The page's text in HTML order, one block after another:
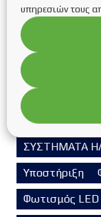
Κατηγορίες
Μη
ΟΙΚΙΑΚΕΣ
Προϊόντα
ΣΥΣΤΗΜΑΤΑ
Υποστήριξη
Φωτισμός LED
υπηρεσιών τους